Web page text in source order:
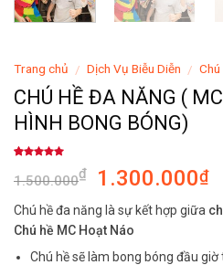
Trang chủ / Dịch Vụ Biễu Diễn / Chú
CHÚ HỀ ĐA NĂNG (
HÌNH BONG BÓNG)
dựa trên
đánh giá
1.500.000₫
Original
price
was:
1.500.000₫.
1.300.000₫
Chú hề đa năng là sự kết hợp giữa
Chú hề MC Hoạt Náo
Chú hề sẽ làm bong bóng đầu